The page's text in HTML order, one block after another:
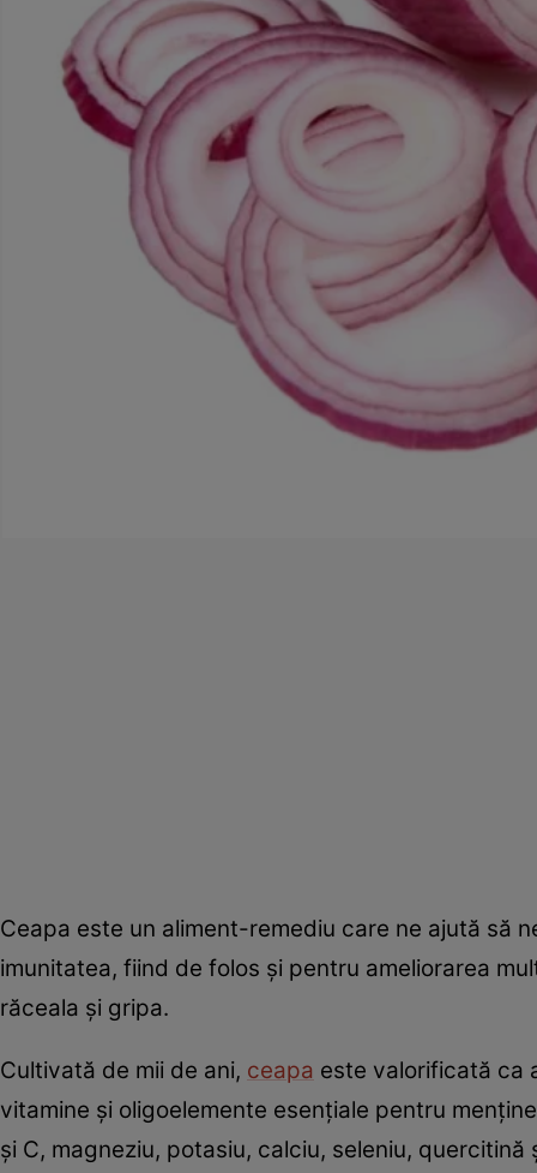
Ceapa este un aliment-remediu care ne ajută să
imunitatea, fiind de folos şi pentru ameliorarea
răceala şi gripa.
Cultivată de mii de ani, ceapa este valorificată ca
vitamine şi oligoelemente esenţiale pentru
şi C, magneziu, potasiu, calciu, seleniu,